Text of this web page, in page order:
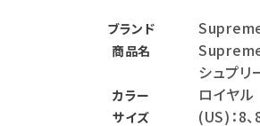
ニット帽・ビーニー
バックパック・リュック
その他バッグ類
ブランド
商品名
シュプリ
カラー ロイヤル
サイズ
(US)：8